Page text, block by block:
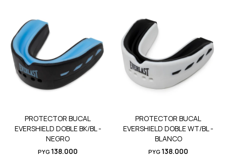
PROTECTOR BUCAL
EVERSHIELD DOBLE BK/BL -
NEGRO
PYG 138.000
PROTECTOR BUCAL
EVERSHIELD DOBLE WT/BL -
BLANCO
PYG 138.000